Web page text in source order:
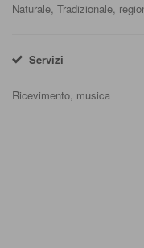
Naturale, Tradizionale,
Servizi
Ricevimento, musica